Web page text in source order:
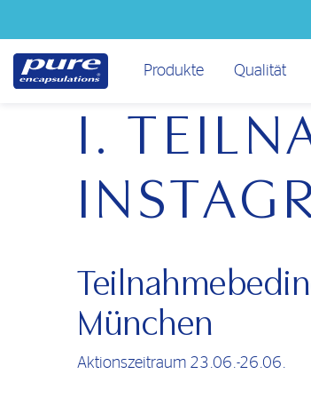
Inhalt
Hauptmenü
Produkte Qualität
I.
München
Aktionszeitraum 23.06.-26.06.